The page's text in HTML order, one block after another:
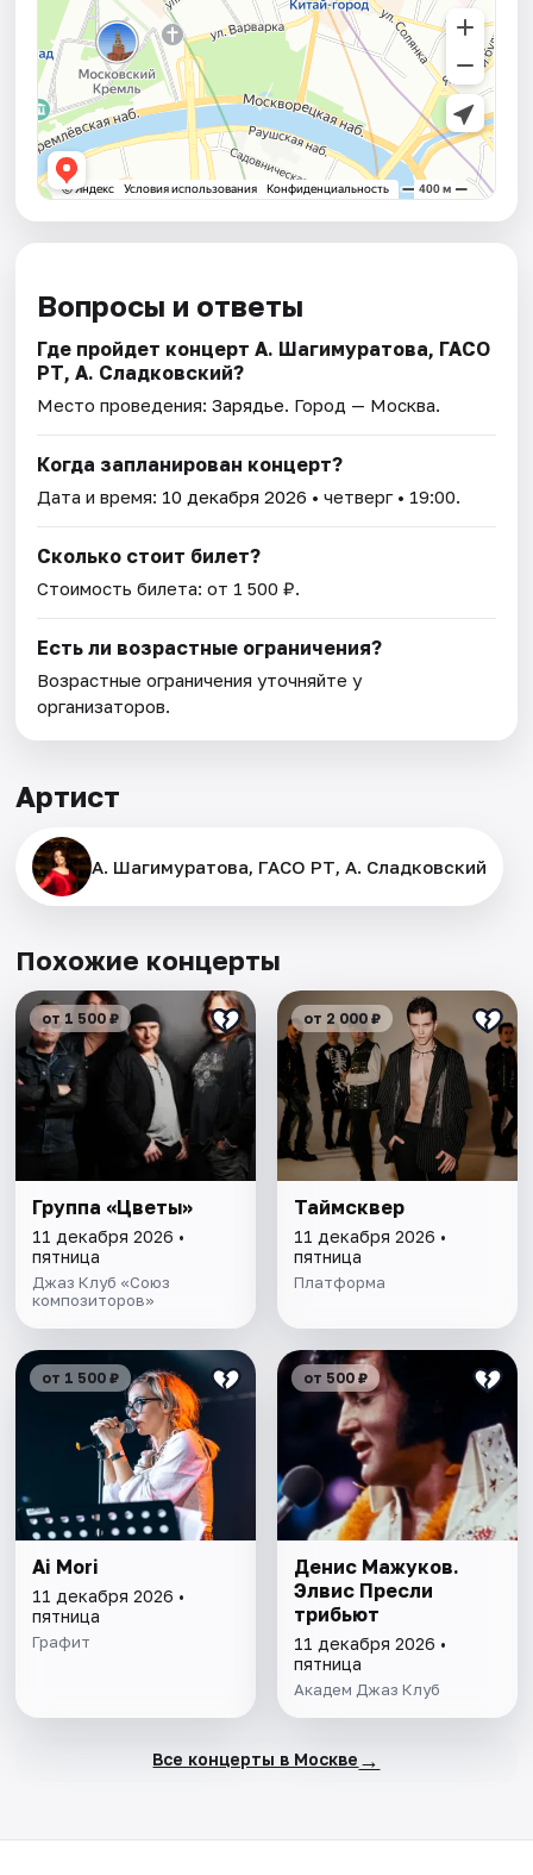
Вопросы и ответы
Где пройдет концерт А. Шагимуратова, ГАСО
РТ, А. Сладковский?
Место проведения:Зарядье. Город — Москва.
Когда запланирован концерт?
Дата и время: 10 декабря 2026 • четверг • 19:00.
Сколько стоит билет?
Стоимость билета: от 1 500 ₽.
Есть ли возрастные ограничения?
Возрастные ограничения уточняйте у
организаторов.
Артист
А. Шагимуратова, ГАСО РТ, А. Сладковский
Похожие концерты
от 1 500 ₽
Группа «Цветы»
11 декабря 2026 •
пятница
Джаз Клуб «Союз
композиторов»
от 2 000 ₽
Таймсквер
11 декабря 2026 •
пятница
Платформа
от 1 500 ₽
Ai Mori
11 декабря 2026 •
пятница
Графит
от 500 ₽
Денис Мажуков.
Элвис Пресли
трибьют
11 декабря 2026 •
пятница
Академ Джаз Клуб
Все концерты в Москве →